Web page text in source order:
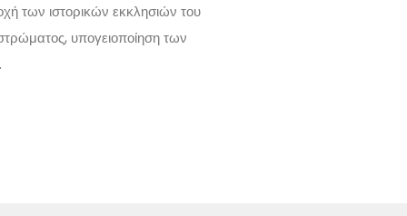
των ιστορικών εκκλησιών του
υπογειοποίηση των